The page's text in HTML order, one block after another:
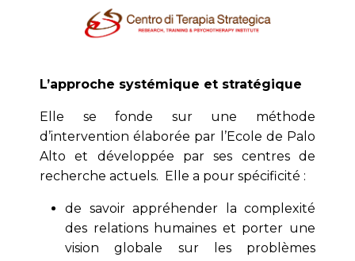
L’approche systémique et stratégique
Elle se fonde sur une méthode
d’intervention élaborée par l’Ecole de Palo
Alto et développée par ses centres de
recherche actuels. Elle a pour spécificité :
de savoir appréhender la complexité
des relations humaines et porter une
vision globale sur les problèmes